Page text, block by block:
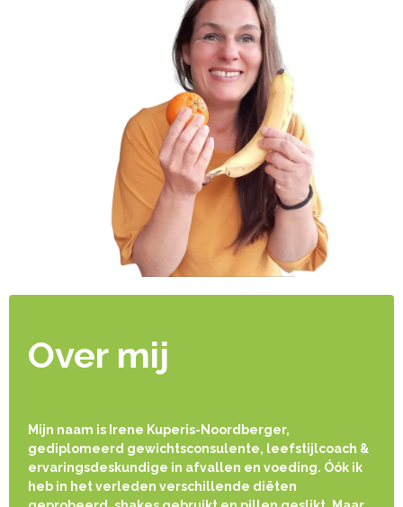
Over mij
Mijn naam is Irene Kuperis-Noordberger,
gediplomeerd gewichtsconsulente, leefstijlcoach &
ervaringsdeskundige in afvallen en voeding. Óók ik
heb in het verleden verschillende diëten